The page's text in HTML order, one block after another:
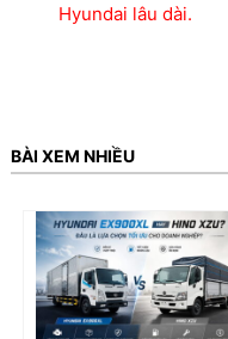
Hyundai lâu dài.
BÀI XEM NHIỀU